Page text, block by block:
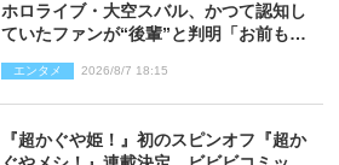
ホロライブ・大空スバル、かつて認知し
ていたファンが“後輩”と判明「お前もし
エンタメ 2026/8/7 18:15
『超かぐや姫！』初のスピンオフ『超か